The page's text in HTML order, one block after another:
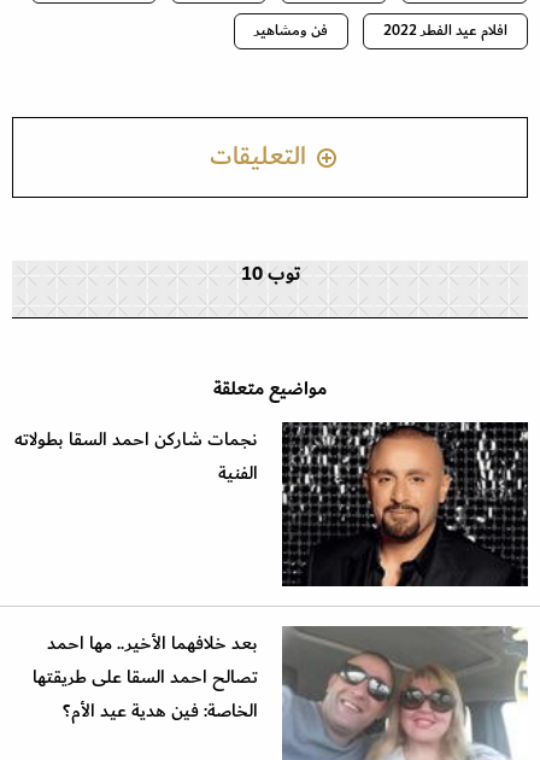
افلام عيد الفطر 2022
فن ومشاهير
التعليقات
توب 10
مواضيع متعلقة
نجمات شاركن احمد السقا بطولاته
الفنية
بعد خلافهما الأخير.. مها احمد
تصالح احمد السقا على طريقتها
الخاصة: فين هدية عيد الأم؟